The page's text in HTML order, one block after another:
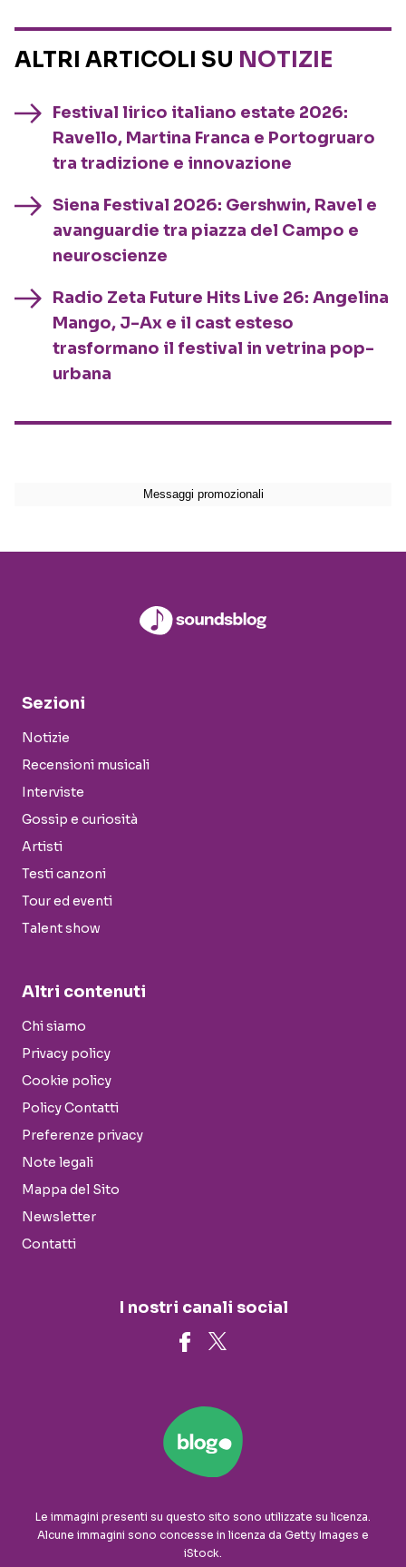
ALTRI ARTICOLI SU NOTIZIE
Festival lirico italiano estate 2026:
Ravello, Martina Franca e Portogruaro
tra tradizione e innovazione
Siena Festival 2026: Gershwin, Ravel e
avanguardie tra piazza del Campo e
neuroscienze
Radio Zeta Future Hits Live 26: Angelina
Mango, J-Ax e il cast esteso
trasformano il festival in vetrina pop-
urbana
Sezioni
Notizie
Recensioni musicali
Interviste
Gossip e curiosità
Artisti
Testi canzoni
Tour ed eventi
Talent show
Altri contenuti
Chi siamo
Privacy policy
Cookie policy
Policy Contatti
Preferenze privacy
Note legali
Mappa del Sito
Newsletter
Contatti
I nostri canali social
Le immagini presenti su questo sito sono utilizzate su licenza.
Alcune immagini sono concesse in licenza da Getty Images e
iStock.